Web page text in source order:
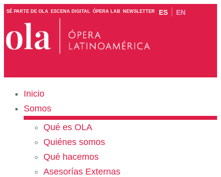
SÉ PARTE DE OLA ESCENA DIGITAL ÓPERA LAB NEWSLETTER ES EN
Inicio
Somos
Qué es OLA
Quiénes somos
Qué hacemos
Asesorías Externas